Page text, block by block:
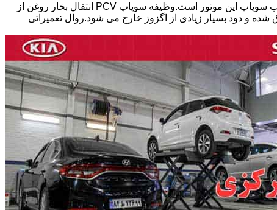
یکی از ایرادات شایع در موتور های تتا ۲ که در خودروهای هیوندای،توسان،سوناتا و اپتیما و اسپورتیج استفاده شده،نشتی سوپاپ PCV در درب سوپاپ این موتور است.وظیفه سوپاپ PCV انتقال بخار روغن از
و دود بسیار زیادی از اگزوز خارج می شود.روال تعمیراتی